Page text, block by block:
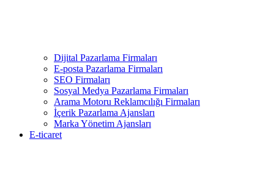
Dijital Pazarlama Firmaları
E-posta Pazarlama Firmaları
SEO Firmaları
Sosyal Medya Pazarlama Firmaları
Arama Motoru Reklamcılığı Firmaları
İçerik Pazarlama Ajansları
Marka Yönetim Ajansları
E-ticaret